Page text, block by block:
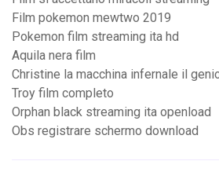
Film pokemon mewtwo 2019
Pokemon film streaming ita hd
Aquila nera film
Christine la macchina infernale il
Troy film completo
Orphan black streaming ita openload
Obs registrare schermo download